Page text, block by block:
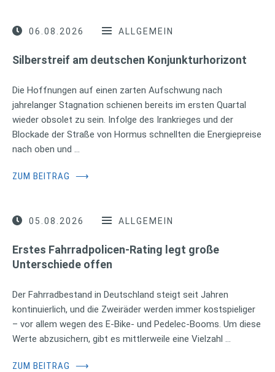
06.08.2026 ALLGEMEIN
Silberstreif am deutschen Konjunkturhorizont
Die Hoffnungen auf einen zarten Aufschwung nach
jahrelanger Stagnation schienen bereits im ersten Quartal
wieder obsolet zu sein. Infolge des Irankrieges und der
Blockade der Straße von Hormus schnellten die Energiepreise
nach oben und …
ZUM BEITRAG ⟶
05.08.2026 ALLGEMEIN
Erstes Fahrradpolicen-Rating legt große
Unterschiede offen
Der Fahrradbestand in Deutschland steigt seit Jahren
kontinuierlich, und die Zweiräder werden immer kostspieliger
– vor allem wegen des E-Bike- und Pedelec-Booms. Um diese
Werte abzusichern, gibt es mittlerweile eine Vielzahl …
ZUM BEITRAG ⟶